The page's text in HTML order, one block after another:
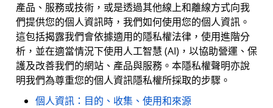
產品、服務或技術，或是透過其他線上和離線方式向我
們提供您的個人資訊時，我們如何使用您的個人資訊。
這包括揭露我們會依據適用的隱私權法律，使用進階分
析，並在適當情況下使用人工智慧 (AI)，以協助營運、保
護及改善我們的網站、產品與服務。本隱私權聲明亦說
明我們為尊重您的個人資訊隱私權所採取的步驟。
個人資訊：目的、收集、使用和來源